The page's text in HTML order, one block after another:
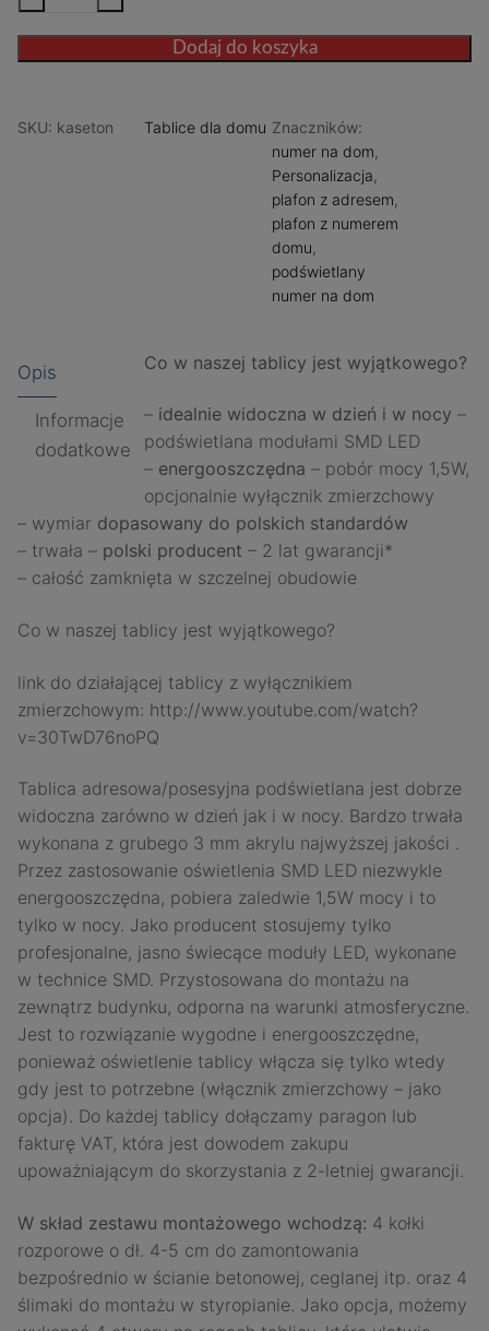
Numer
na
dom
Dodaj do koszyka
SKU: kaseton Tablice dla domu Znaczników:
numer na dom
Personalizacja
plafon z adresem
plafon z numerem
domu
podświetlany
numer na dom
Opis
Informacje
dodatkowe
Co w naszej tablicy jest wyjątkowego?
– idealnie widoczna w dzień i w nocy–
podświetlana modułami SMD LED
– energooszczędna – pobór mocy 1,5W,
opcjonalnie wyłącznik zmierzchowy
– wymiar dopasowany do polskich standardów
– trwała – polski producent – 2 lat gwarancji*
– całość zamknięta w szczelnej obudowie
Co w naszej tablicy jest wyjątkowego?
link do działającej tablicy z wyłącznikiem
zmierzchowym: http://www.youtube.com/watch?
v=30TwD76noPQ
Tablica adresowa/posesyjna podświetlana jest dobrze
widoczna zarówno w dzień jak i w nocy. Bardzo trwała
wykonana z grubego 3 mm akrylu najwyższej jakości .
Przez zastosowanie oświetlenia SMD LED niezwykle
energooszczędna, pobiera zaledwie 1,5W mocy i to
tylko w nocy. Jako producent stosujemy tylko
profesjonalne, jasno świecące moduły LED, wykonane
w technice SMD. Przystosowana do montażu na
zewnątrz budynku, odporna na warunki atmosferyczne.
Jest to rozwiązanie wygodne i energooszczędne,
ponieważ oświetlenie tablicy włącza się tylko wtedy
gdy jest to potrzebne (włącznik zmierzchowy – jako
opcja). Do każdej tablicy dołączamy paragon lub
fakturę VAT, która jest dowodem zakupu
upoważniającym do skorzystania z 2-letniej gwarancji.
W skład zestawu montażowego wchodzą: 4 kołki
rozporowe o dł. 4-5 cm do zamontowania
bezpośrednio w ścianie betonowej, ceglanej itp. oraz 4
ślimaki do montażu w styropianie. Jako opcja, możemy